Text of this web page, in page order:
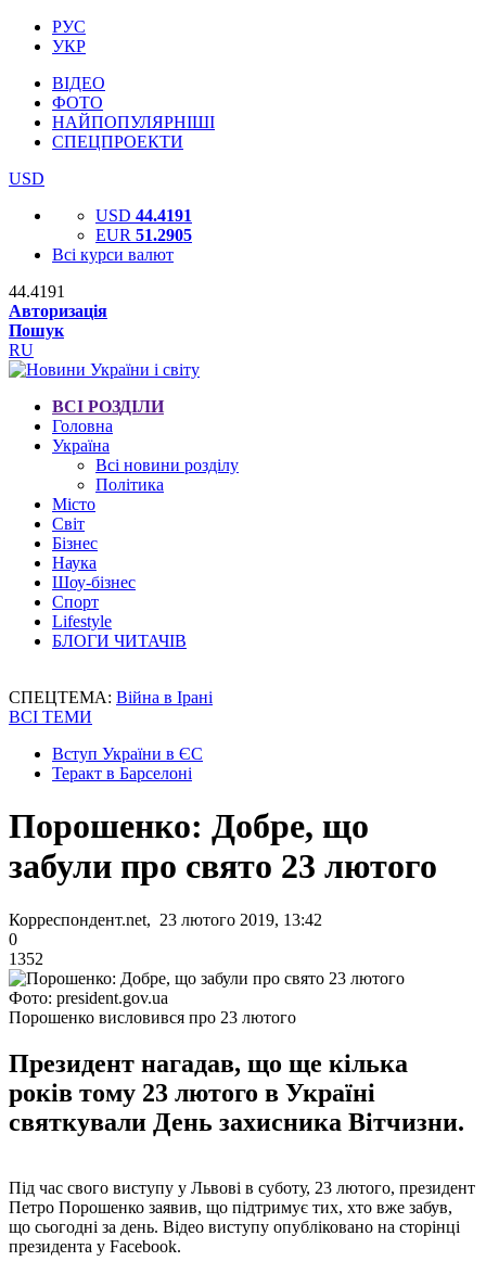
РУС
УКР
ВІДЕО
ФОТО
НАЙПОПУЛЯРНІШІ
СПЕЦПРОЕКТИ
USD
USD 44.4191
EUR 51.2905
Всі курси валют
44.4191
Авторизація
Пошук
RU
ВСІ РОЗДІЛИ
Головна
Україна
Всі новини розділу
Політика
Місто
Світ
Бізнес
Наука
Шоу-бізнес
Спорт
Lifestyle
БЛОГИ ЧИТАЧІВ
СПЕЦТЕМА: Війна в Ірані
ВСІ ТЕМИ
Вступ України в ЄС
Теракт в Барселоні
Порошенко: Добре, що
забули про свято 23 лютого
Корреспондент.net, 23 лютого 2019, 13:42
0
1352
Фото: president.gov.ua
Порошенко висловився про 23 лютого
Президент нагадав, що ще кілька
років тому 23 лютого в Україні
святкували День захисника Вітчизни.
Під час свого виступу у Львові в суботу, 23 лютого, президент
Петро Порошенко заявив, що підтримує тих, хто вже забув,
що сьогодні за день. Відео виступу опубліковано на сторінці
президента у Facebook.